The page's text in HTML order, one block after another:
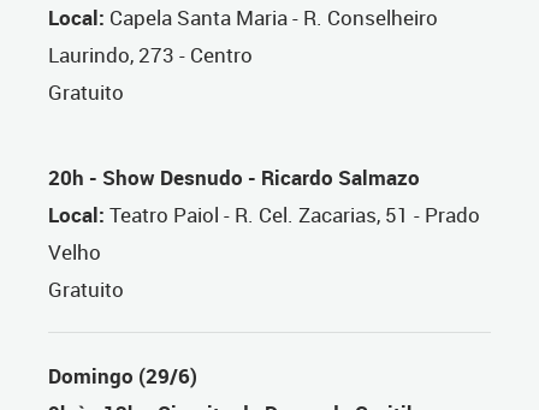
Local: Capela Santa Maria - R. Conselheiro
Laurindo, 273 - Centro
Gratuito
20h - Show Desnudo - Ricardo Salmazo
Local: Teatro Paiol - R. Cel. Zacarias, 51 - Prado
Velho
Gratuito
Domingo (29/6)